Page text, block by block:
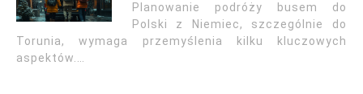
Planowanie podróży busem do
Polski z Niemiec, szczególnie do
Torunia, wymaga przemyślenia kilku kluczowych
aspektów.…